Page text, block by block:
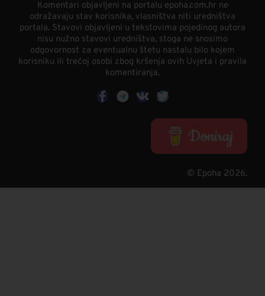
Komentari objavljeni na portalu epoha.com.hr ne
odražavaju stav korisnika, vlasništva niti uredništva
portala. Stavovi objavljeni u tekstovima pojedinog autora
nisu nužno stavovi uredništva, stoga ne snosimo
odgovornost za eventualnu štetu nastalu bilo kojem
korisniku ili trećoj osobi zbog kršenja ovih Uvjeta i pravila
komentiranja.
© Epoha 2026.